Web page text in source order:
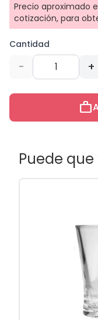
Precio aproximado
cotización, para
Cantidad
- +
work
Puede